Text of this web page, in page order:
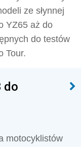
ze słynnej
YZ65 aż do
do testów
Tour.
do
motocyklistów